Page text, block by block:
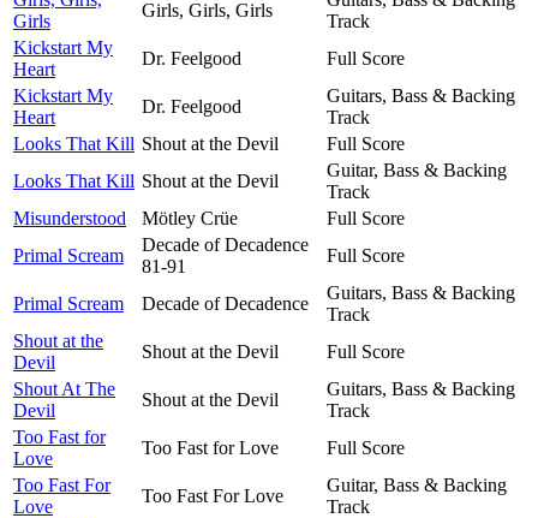
Girls
Girls, Girls, Girls
Track
Kickstart My
Heart
Dr. Feelgood
Full Score
Kickstart My
Heart
Dr. Feelgood
Guitars, Bass & Backing
Track
Looks That Kill Shout at the Devil
Full Score
Looks That Kill Shout at the Devil
Guitar, Bass & Backing
Track
Misunderstood
Mötley Crüe
Full Score
Primal Scream
Decade of Decadence
81-91
Full Score
Primal Scream Decade of Decadence
Guitars, Bass & Backing
Track
Shout at the
Devil
Shout at the Devil
Full Score
Shout At The
Devil
Shout at the Devil
Guitars, Bass & Backing
Track
Too Fast for
Love
Too Fast for Love
Full Score
Too Fast For
Love
Too Fast For Love
Guitar, Bass & Backing
Track